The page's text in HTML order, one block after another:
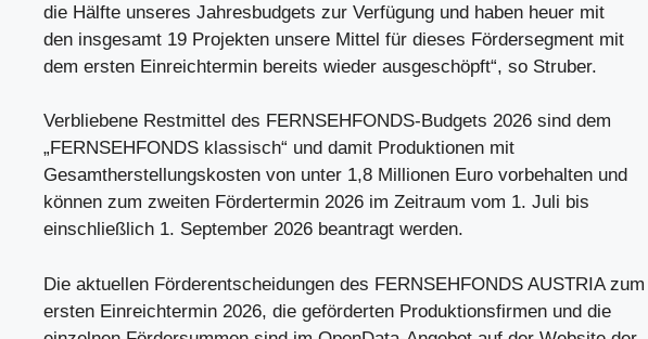
die Hälfte unseres Jahresbudgets zur Verfügung und haben heuer mit
den insgesamt 19 Projekten unsere Mittel für dieses Fördersegment mit
dem ersten Einreichtermin bereits wieder ausgeschöpft“, so Struber.
Verbliebene Restmittel des FERNSEHFONDS-Budgets 2026 sind dem
„FERNSEHFONDS klassisch“ und damit Produktionen mit
Gesamtherstellungskosten von unter 1,8 Millionen Euro vorbehalten und
können zum zweiten Fördertermin 2026 im Zeitraum vom 1. Juli bis
einschließlich 1. September 2026 beantragt werden.
Die aktuellen Förderentscheidungen des FERNSEHFONDS AUSTRIA zum
ersten Einreichtermin 2026, die geförderten Produktionsfirmen und die